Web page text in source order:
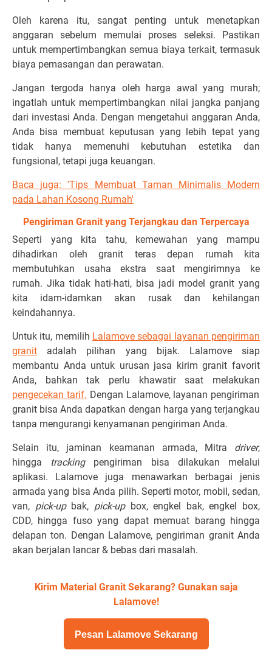
Oleh karena itu, sangat penting untuk menetapkan
anggaran sebelum memulai proses seleksi. Pastikan
untuk mempertimbangkan semua biaya terkait, termasuk
biaya pemasangan dan perawatan.
Jangan tergoda hanya oleh harga awal yang murah;
ingatlah untuk mempertimbangkan nilai jangka panjang
dari investasi Anda. Dengan mengetahui anggaran Anda,
Anda bisa membuat keputusan yang lebih tepat yang
tidak hanya memenuhi kebutuhan estetika dan
fungsional, tetapi juga keuangan.
Baca juga: 'Tips Membuat Taman Minimalis Modern
pada Lahan Kosong Rumah'
Pengiriman Granit yang Terjangkau dan Terpercaya
Seperti yang kita tahu, kemewahan yang mampu
dihadirkan oleh granit teras depan rumah kita
membutuhkan usaha ekstra saat mengirimnya ke
rumah. Jika tidak hati-hati, bisa jadi model granit yang
kita idam-idamkan akan rusak dan kehilangan
keindahannya.
Untuk itu, memilih Lalamove sebagai layanan pengiriman
granit adalah pilihan yang bijak. Lalamove siap
membantu Anda untuk urusan jasa kirim granit favorit
Anda, bahkan tak perlu khawatir saat melakukan
pengecekan tarif. Dengan Lalamove, layanan pengiriman
granit bisa Anda dapatkan dengan harga yang terjangkau
tanpa mengurangi kenyamanan pengiriman Anda.
Selain itu, jaminan keamanan armada, Mitra driver,
hingga trackingpengiriman bisa dilakukan melalui
aplikasi. Lalamove juga menawarkan berbagai jenis
armada yang bisa Anda pilih. Seperti motor, mobil, sedan,
van, pick-upbak, pick-up box, engkel bak, engkel box,
CDD, hingga fuso yang dapat memuat barang hingga
delapan ton. Dengan Lalamove, pengiriman granit Anda
akan berjalan lancar & bebas dari masalah.
Kirim Material Granit Sekarang? Gunakan saja
Lalamove!
Pesan Lalamove Sekarang